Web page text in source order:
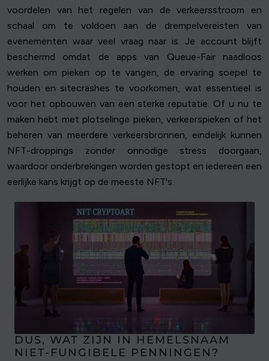
voordelen van het regelen van de verkeersstroom en
schaal om te voldoen aan de drempelvereisten van
evenementen waar veel vraag naar is. Je account blijft
beschermd omdat de apps van Queue-Fair naadloos
werken om pieken op te vangen, de ervaring soepel te
houden en sitecrashes te voorkomen, wat essentieel is
voor het opbouwen van een sterke reputatie. Of u nu te
maken hebt met plotselinge pieken, verkeerspieken of het
beheren van meerdere verkeersbronnen, eindelijk kunnen
NFT-droppings zonder onnodige stress doorgaan,
waardoor onderbrekingen worden gestopt en iedereen een
eerlijke kans krijgt op de meeste NFT's.
DUS, WAT ZIJN IN HEMELSNAAM
NIET-FUNGIBELE PENNINGEN?